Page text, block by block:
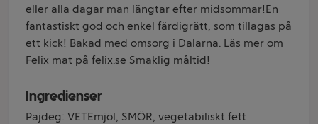
eller alla dagar man längtar efter midsommar!En
fantastiskt god och enkel färdigrätt, som tillagas på
ett kick! Bakad med omsorg i Dalarna. Läs mer om
Felix mat på felix.se Smaklig måltid!
Ingredienser
Pajdeg: VETEmjöl, SMÖR, vegetabiliskt fett